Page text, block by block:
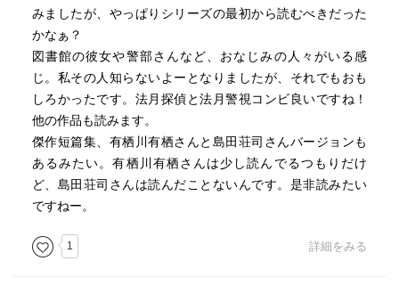
みましたが、やっぱりシリーズの最初から読むべきだった
かなぁ？
図書館の彼女や警部さんなど、おなじみの人々がいる感
じ。私その人知らないよーとなりましたが、それでもおも
しろかったです。法月探偵と法月警視コンビ良いですね！
他の作品も読みます。
傑作短篇集、有栖川有栖さんと島田荘司さんバージョンも
あるみたい。有栖川有栖さんは少し読んでるつもりだけ
ど、島田荘司さんは読んだことないんです。是非読みたい
ですねー。
1 詳細をみる